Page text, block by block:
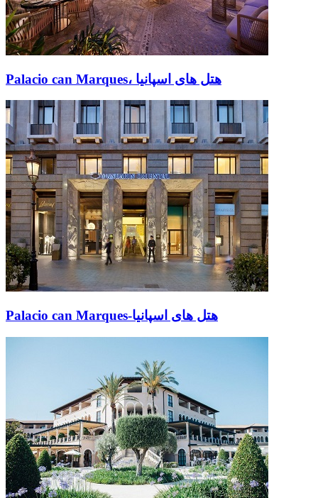
Palacio can Marques، هتل های اسپانیا
Palacio can Marques-هتل های اسپانیا